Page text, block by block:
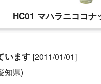
HC01 マハラニココ
います [2011/01/01]
知県)